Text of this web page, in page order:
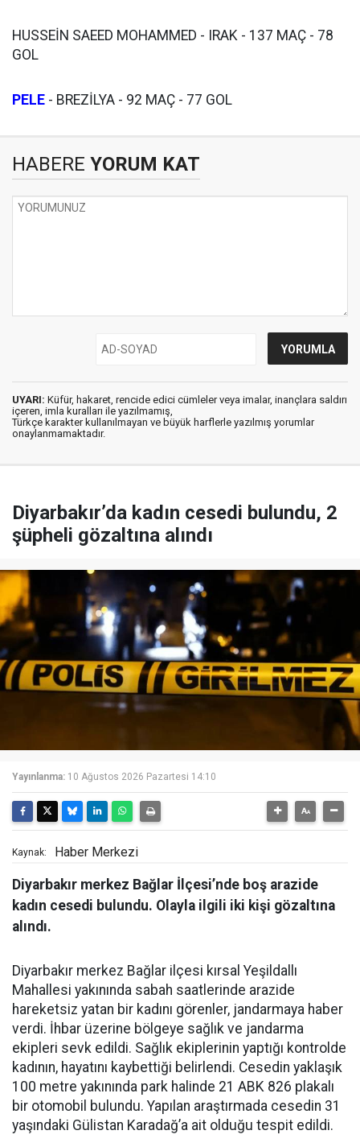
HUSSEİN SAEED MOHAMMED - IRAK - 137 MAÇ - 78
GOL
PELE - BREZİLYA - 92 MAÇ - 77 GOL
HABERE YORUM KAT
UYARI: Küfür, hakaret, rencide edici cümleler veya imalar, inançlara saldırı
içeren, imla kuralları ile yazılmamış,
Türkçe karakter kullanılmayan ve büyük harflerle yazılmış yorumlar
onaylanmamaktadır.
Diyarbakır’da kadın cesedi bulundu, 2
şüpheli gözaltına alındı
Yayınlanma: 10 Ağustos 2026 Pazartesi 14:10
Kaynak: Haber Merkezi
Diyarbakır merkez Bağlar İlçesi’nde boş arazide
kadın cesedi bulundu. Olayla ilgili iki kişi gözaltına
alındı.
Diyarbakır merkez Bağlar ilçesi kırsal Yeşildallı
Mahallesi yakınında sabah saatlerinde arazide
hareketsiz yatan bir kadını görenler, jandarmaya haber
verdi. İhbar üzerine bölgeye sağlık ve jandarma
ekipleri sevk edildi. Sağlık ekiplerinin yaptığı kontrolde
kadının, hayatını kaybettiği belirlendi. Cesedin yaklaşık
100 metre yakınında park halinde 21 ABK 826 plakalı
bir otomobil bulundu. Yapılan araştırmada cesedin 31
yaşındaki Gülistan Karadağ’a ait olduğu tespit edildi.